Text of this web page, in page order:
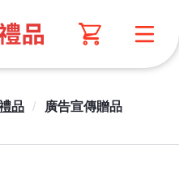
品 / 廣告宣傳贈品